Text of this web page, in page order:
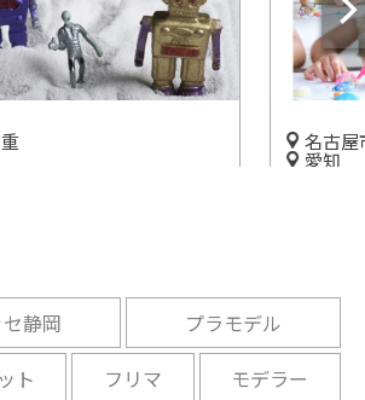
名古屋
愛知
静岡
プラモデル
ト
フリマ
モデラー